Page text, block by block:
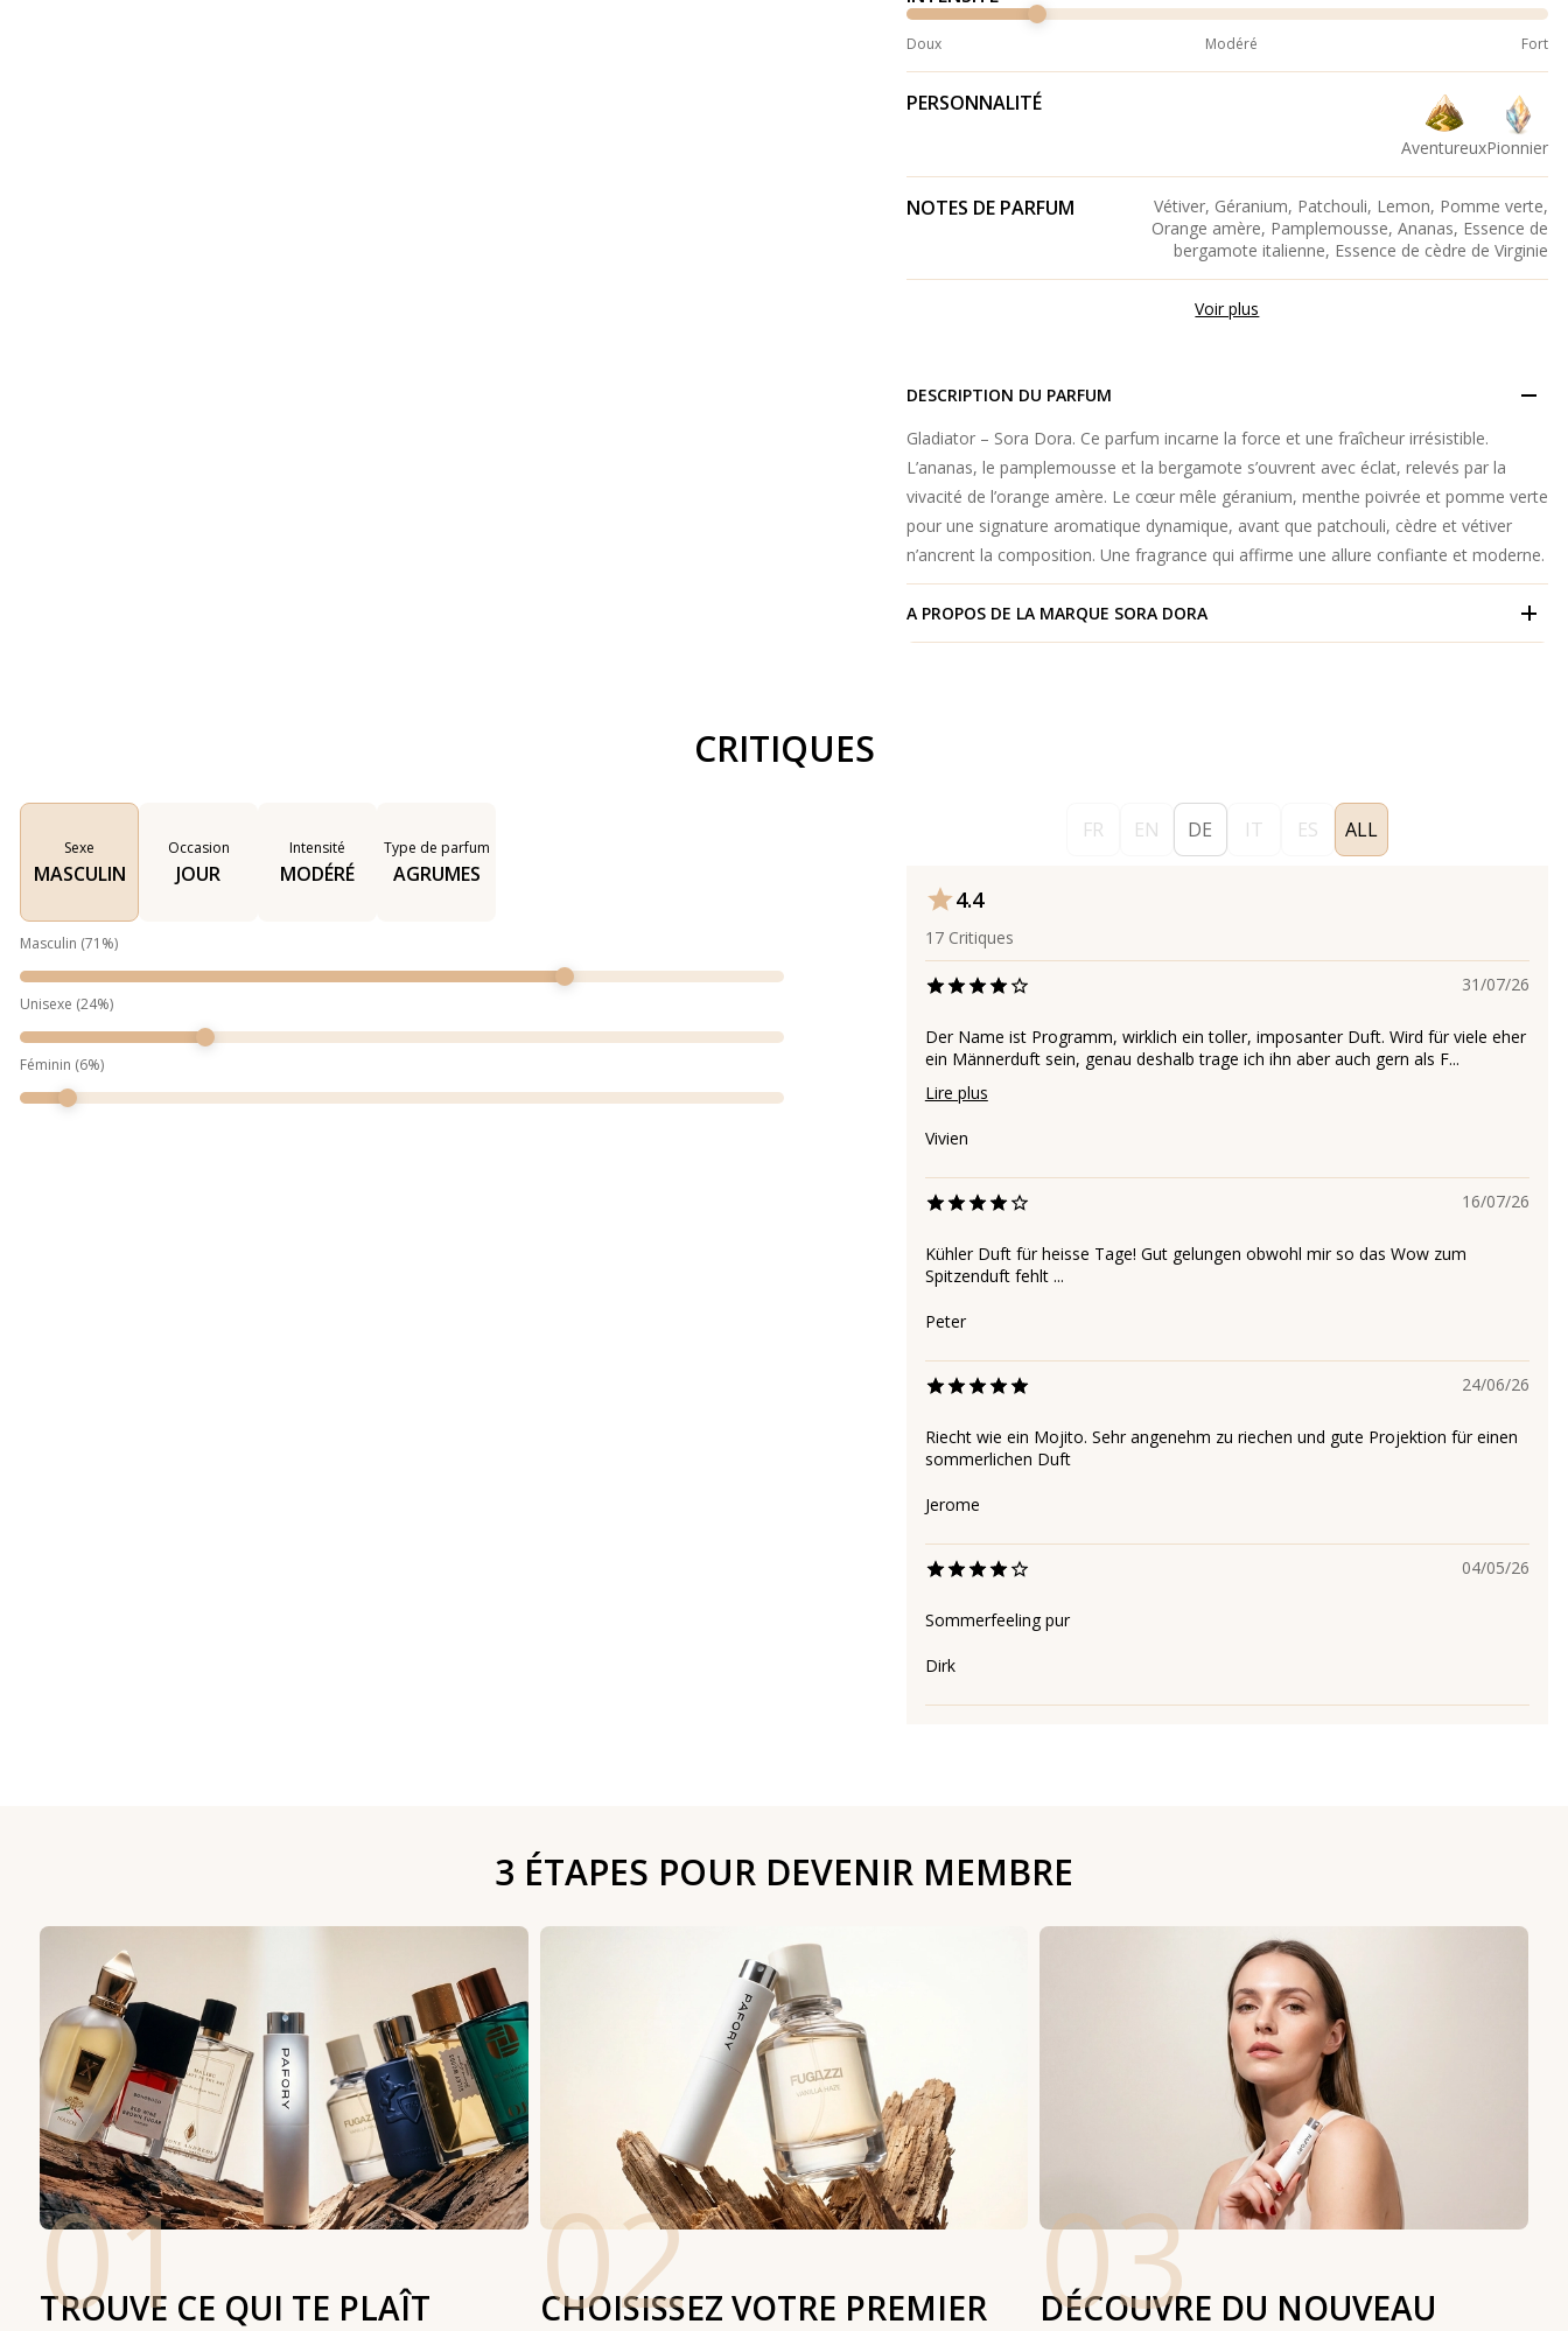
Doux Modéré Fort
PERSONNALITÉ
AventureuxPionnier
NOTES DE PARFUM
Vétiver, Géranium, Patchouli, Lemon, Pomme verte,
Orange amère, Pamplemousse, Ananas, Essence de
bergamote italienne, Essence de cèdre de Virginie
Voir plus
DESCRIPTION DU PARFUM
Gladiator – Sora Dora. Ce parfum incarne la force et une fraîcheur irrésistible.
L’ananas, le pamplemousse et la bergamote s’ouvrent avec éclat, relevés par la
vivacité de l’orange amère. Le cœur mêle géranium, menthe poivrée et pomme verte
pour une signature aromatique dynamique, avant que patchouli, cèdre et vétiver
n’ancrent la composition. Une fragrance qui affirme une allure confiante et moderne.
A PROPOS DE LA MARQUE SORA DORA
CRITIQUES
Sexe
MASCULIN
Occasion
JOUR
Intensité
MODÉRÉ
Type de parfum
AGRUMES
Masculin (71 %)
Unisexe (24%)
Féminin (6%)
FR EN DE IT ES ALL
4.4
17 Critiques
31/07/26
Der Name ist Programm, wirklich ein toller, imposanter Duft. Wird für viele eher
ein Männerduft sein, genau deshalb trage ich ihn aber auch gern als F...
Lire plus
Vivien
16/07/26
Kühler Duft für heisse Tage! Gut gelungen obwohl mir so das Wow zum
Spitzenduft fehlt ...
Peter
24/06/26
Riecht wie ein Mojito. Sehr angenehm zu riechen und gute Projektion für einen
sommerlichen Duft
Jerome
04/05/26
Sommerfeeling pur
Dirk
3 ÉTAPES POUR DEVENIR MEMBRE
01
TROUVE CE QUI TE PLAÎT 02
CHOISISSEZ VOTRE PREMIER
03
DÉCOUVRE DU NOUVEAU